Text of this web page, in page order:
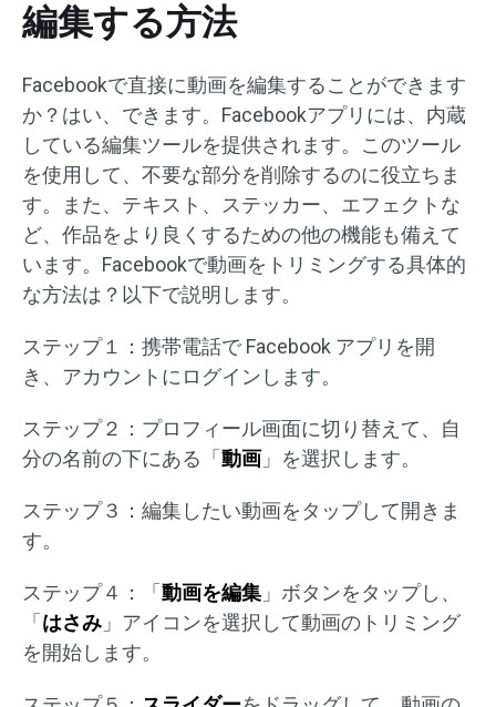
編集する方法
Facebookで直接に動画を編集することができます
か？はい、できます。Facebookアプリには、内蔵
している編集ツールを提供されます。このツール
を使用して、不要な部分を削除するのに役立ちま
す。また、テキスト、ステッカー、エフェクトな
ど、作品をより良くするための他の機能も備えて
います。Facebookで動画をトリミングする具体的
な方法は？以下で説明します。
ステップ１：携帯電話で Facebook アプリを開
き、アカウントにログインします。
ステップ２：プロフィール画面に切り替えて、自
分の名前の下にある「 動画 」を選択します。
ステップ３：編集したい動画をタップして開きま
す。
ステップ４：「 動画を編集 」ボタンをタップし、
「 はさみ 」アイコンを選択して動画のトリミング
を開始します。